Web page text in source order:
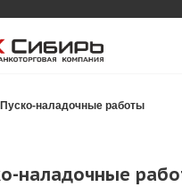
Пуско-наладочные работы
наладочные